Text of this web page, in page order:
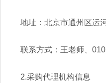
地址：北京市通州区运
联系方式：王老师、
2.采购代理机构信息